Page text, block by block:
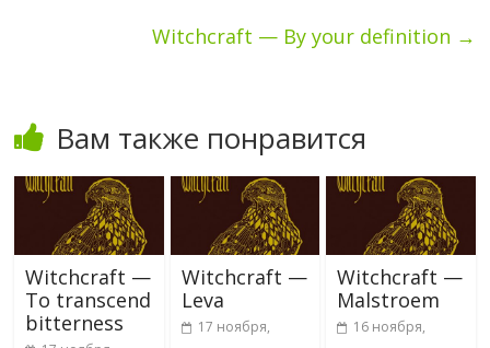
Witchcraft — By your definition →
Вам также понравится
Witchcraft —
To transcend
bitterness
Witchcraft —
Leva
17 ноября,
Witchcraft —
Malstroem
16 ноября,